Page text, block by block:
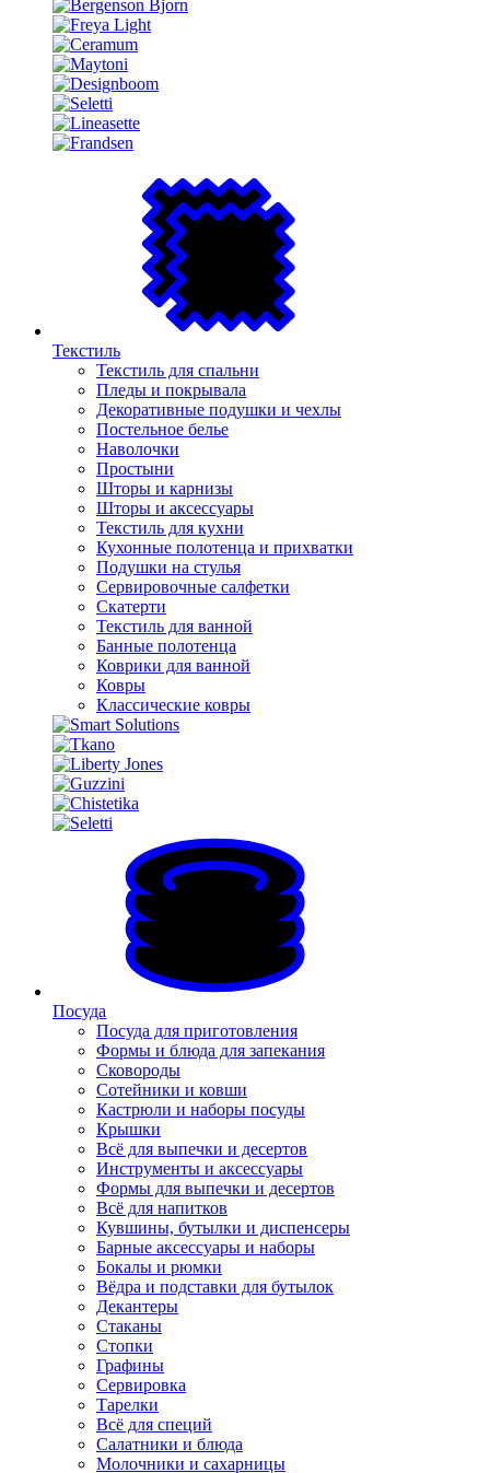
Текстиль
Текстиль для спальни
Пледы и покрывала
Декоративные подушки и чехлы
Постельное белье
Наволочки
Простыни
Шторы и карнизы
Шторы и аксессуары
Текстиль для кухни
Кухонные полотенца и прихватки
Подушки на стулья
Сервировочные салфетки
Скатерти
Текстиль для ванной
Банные полотенца
Коврики для ванной
Ковры
Классические ковры
Посуда
Посуда для приготовления
Формы и блюда для запекания
Сковороды
Сотейники и ковши
Кастрюли и наборы посуды
Крышки
Всё для выпечки и десертов
Инструменты и аксессуары
Формы для выпечки и десертов
Всё для напитков
Кувшины, бутылки и диспенсеры
Барные аксессуары и наборы
Бокалы и рюмки
Вёдра и подставки для бутылок
Декантеры
Стаканы
Стопки
Графины
Сервировка
Тарелки
Всё для специй
Салатники и блюда
Молочники и сахарницы